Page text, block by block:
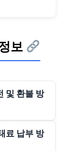
보
및 환불 방
료 납부 방